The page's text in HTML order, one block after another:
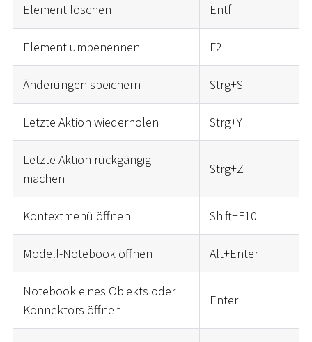
Element löschen Entf
Element umbenennen F2
Änderungen speichern Strg+S
Letzte Aktion wiederholen Strg+Y
Letzte Aktion rückgängig
machen
Strg+Z
Kontextmenü öffnen Shift+F10
Modell-Notebook öffnen Alt+Enter
Notebook eines Objekts oder
Konnektors öffnen
Enter